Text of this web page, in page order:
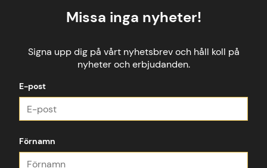
Missa inga nyheter!
Signa upp dig på vårt nyhetsbrev och håll koll på
nyheter och erbjudanden.
E-post
Förnamn